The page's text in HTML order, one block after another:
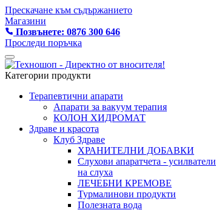
Прескачане към съдържанието
Магазини
Позвънете: 0876 300 646
Проследи поръчка
Категории продукти
Терапевтични апарати
Апарати за вакуум терапия
КОЛОН ХИДРОМАТ
Здраве и красота
Клуб Здраве
ХРАНИТЕЛНИ ДОБАВКИ
Слухови апаратчета - усилватели
на слуха
ЛЕЧЕБНИ КРЕМОВЕ
Турмалинови продукти
Полезната вода